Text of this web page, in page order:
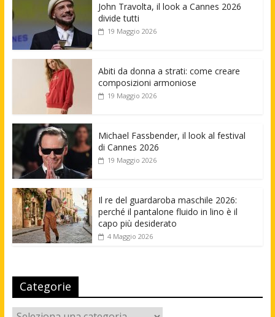
John Travolta, il look a Cannes 2026
divide tutti
19 Maggio 2026
Abiti da donna a strati: come creare
composizioni armoniose
19 Maggio 2026
Michael Fassbender, il look al festival
di Cannes 2026
19 Maggio 2026
Il re del guardaroba maschile 2026:
perché il pantalone fluido in lino è il
capo più desiderato
4 Maggio 2026
Categorie
Categorie